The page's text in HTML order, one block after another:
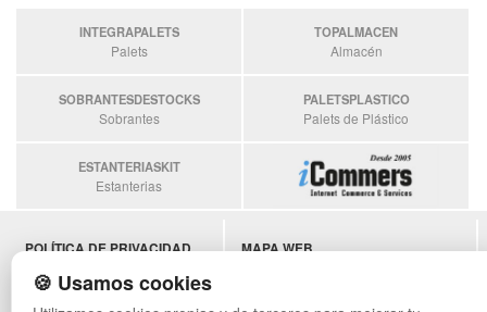
INTEGRAPALETS
Palets
TOPALMACEN
Almacén
SOBRANTESDESTOCKS
Sobrantes
PALETSPLASTICO
Palets de Plástico
ESTANTERIASKIT
Estanterias
POLÍTICA DE PRIVACIDAD
CONDICIONES DE USO
CAMBIOS Y DEVOLUCIONES
MAPA WEB
🍪 Usamos cookies